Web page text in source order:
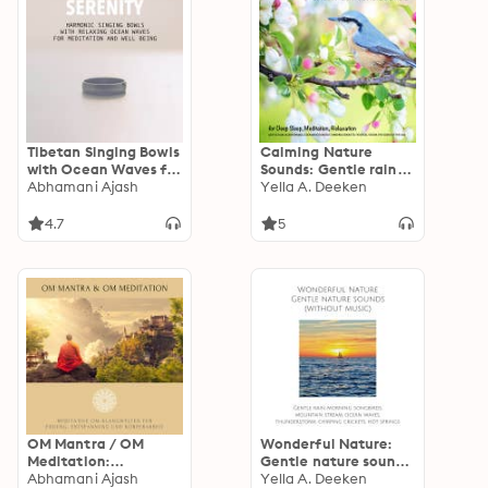
Tibetan Singing Bowls
with Ocean Waves for
Meditation and Well
Soundscapes for
Abhamani Ajash
4.7
Calming Nature
Sounds: Gentle rain,
warm springs,
songbird concert, the
Yella A. Deeken
5
OM Mantra / OM
Meditation:
Meditative OM-
Abhamani Ajash
Wonderful Nature:
Gentle nature sounds
(without music):
Yella A. Deeken